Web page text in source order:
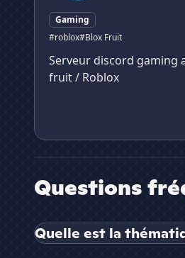
Gaming
#roblox#Blox Fruit
Serveur discord gaming
fruit / Roblox
Questions
Quelle est la